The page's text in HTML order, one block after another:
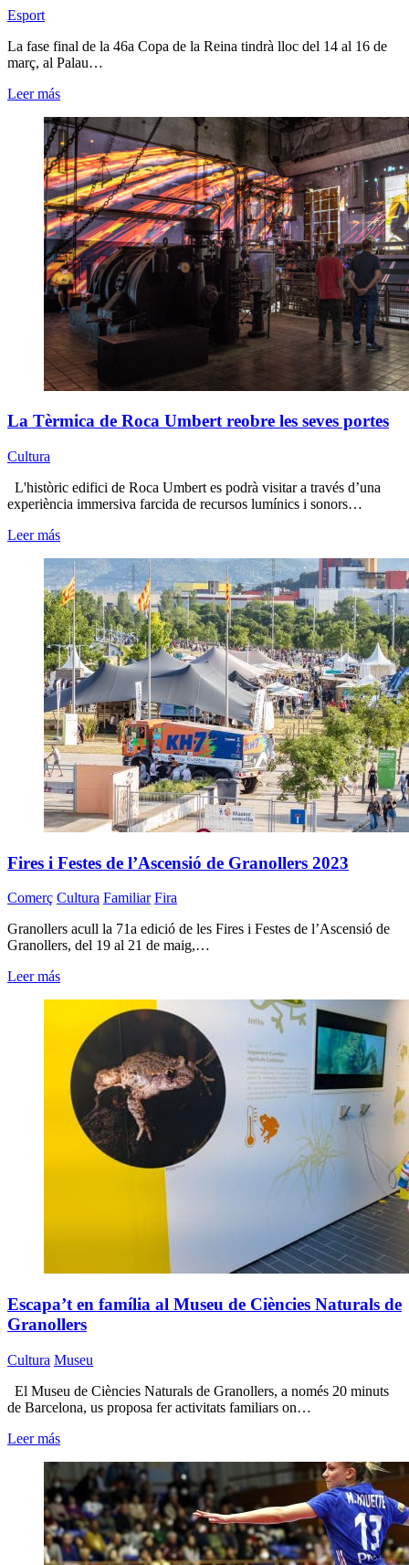
Esport
La fase final de la 46a Copa de la Reina tindrà lloc del 14 al 16 de
març, al Palau…
Leer más
La Tèrmica de Roca Umbert reobre les seves portes
Cultura
L'històric edifici de Roca Umbert es podrà visitar a través d’una
experiència immersiva farcida de recursos lumínics i sonors…
Leer más
Fires i Festes de l’Ascensió de Granollers 2023
Comerç Cultura Familiar Fira
Granollers acull la 71a edició de les Fires i Festes de l’Ascensió de
Granollers, del 19 al 21 de maig,…
Leer más
Escapa’t en família al Museu de Ciències Naturals de
Granollers
Cultura Museu
El Museu de Ciències Naturals de Granollers, a només 20 minuts
de Barcelona, us proposa fer activitats familiars on…
Leer más